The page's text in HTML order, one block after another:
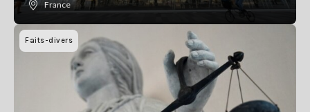
France
Faits-divers